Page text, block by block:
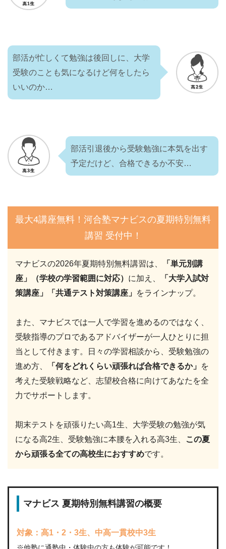
部活が忙しくて勉強は後回しに、大学
受験のことも気になるけど何をしたら
いいのか…
部活引退後から受験勉強に本気を出す
予定だけど、合格できるか不安…
最大4講座無料！河合塾マナビスの夏期特別無料
講習 受付中！
マナビスの2026年夏期特別無料講習は、
「単元別講
座」（学校の学習範囲に対応） に加え、
「大学入試対
策講座」「共通テスト対策講座」 をラインナップ。
また、マナビスでは一人で学習を進めるのではなく、
受験指導のプロであるアドバイザーが一人ひとりに担
当として付きます。日々の学習相談から、受験勉強の
進め方、
「何をどれくらい頑張れば合格できるか」 を
考えた受験戦略など、志望校合格に向けてあなたを全
力でサポートします。
期末テストを頑張りたい高1生、大学受験の勉強が気
になる高2生、受験勉強に本腰を入れる高3生、
この夏
から頑張る全ての高校生におすすめです。
マナビス 夏期特別無料講習の概要
対象：高1・2・3生、中高一貫校中3生